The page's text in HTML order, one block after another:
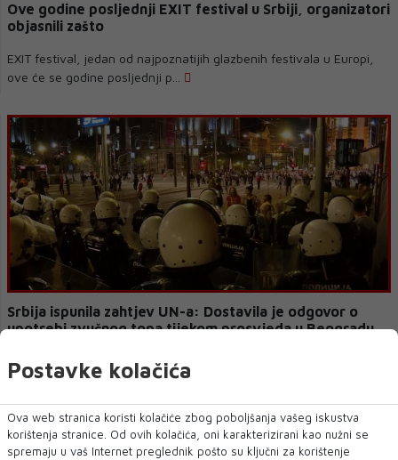
Ove godine posljednji EXIT festival u Srbiji, organizatori
objasnili zašto
EXIT festival, jedan od najpoznatijih glazbenih festivala u Europi,
ove će se godine posljednji p...
Srbija ispunila zahtjev UN-a: Dostavila je odgovor o
upotrebi zvučnog topa tijekom prosvjeda u Beogradu
Srbija je dostavila odgovor Ujedinjenim narodima povodom
navodne upotrebe akustičnog oružja tijek...
Postavke kolačića
Ova web stranica koristi kolačiće zbog poboljšanja vašeg iskustva
korištenja stranice. Od ovih kolačića, oni karakterizirani kao nužni se
spremaju u vaš Internet preglednik pošto su ključni za korištenje